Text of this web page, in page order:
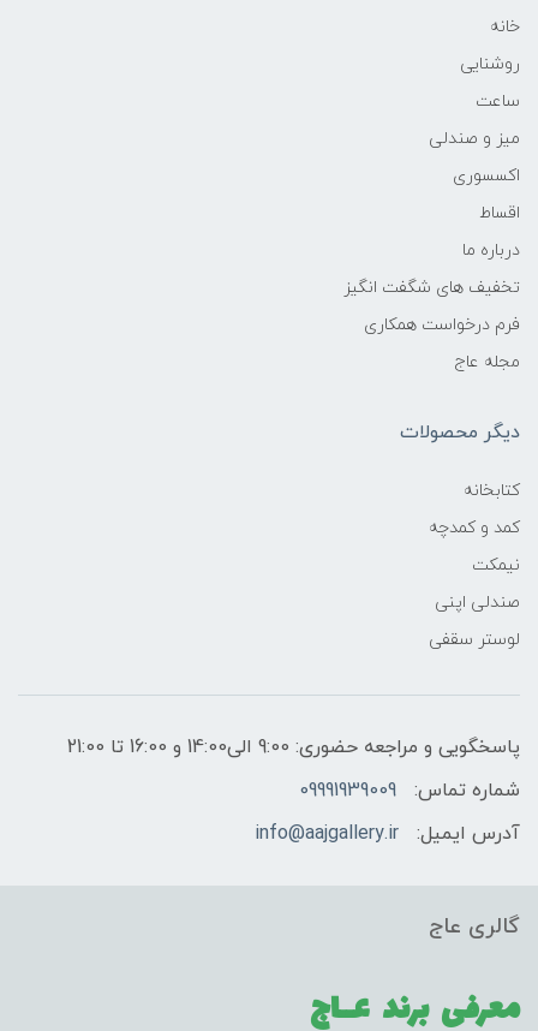
خانه
روشنایی
ساعت
میز و صندلی
اکسسوری
اقساط
درباره ما
تخفیف های شگفت انگیز
فرم درخواست همکاری
مجله عاج
دیگر محصولات
کتابخانه
کمد و کمدچه
نیمکت
صندلی اپنی
لوستر سقفی
پاسخگویی و مراجعه حضوری: 9:00 الی14:00 و 16:00 تا 21:00
شماره تماس:
09991939009
آدرس ایمیل:
info@aajgallery.ir
گالری عاج
معرفی برند عــاج